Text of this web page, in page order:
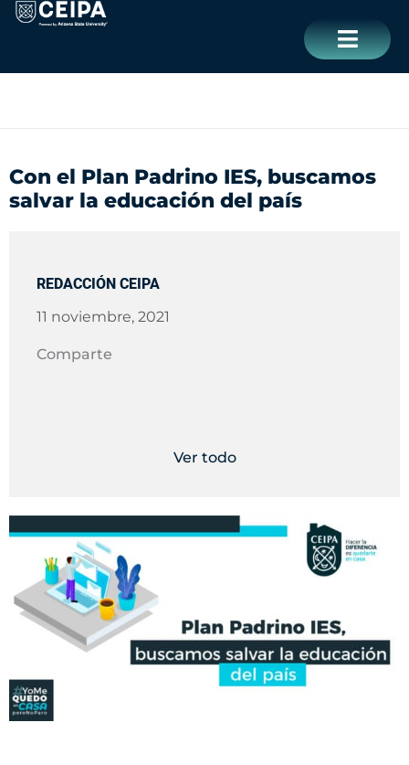
contenido
Con el Plan Padrino IES, buscamos
salvar la educación del país
REDACCIÓN CEIPA
11 noviembre, 2021
Comparte
Ver todo